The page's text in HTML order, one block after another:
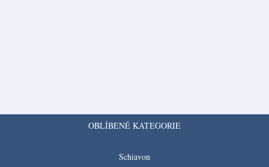
OBLÍBENÉ KATEGORIE
Schiavon